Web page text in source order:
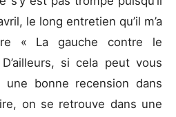
le long entretien qu’il m’a
« La gauche contre le
si cela peut vous
une bonne recension dans
on se retrouve dans une